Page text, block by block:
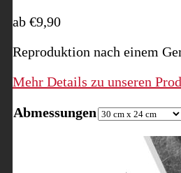
ab €9,90
Reproduktion nach einem
Mehr Details zu unseren
Abmessungen